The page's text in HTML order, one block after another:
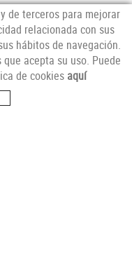
de terceros para mejorar
relacionada con sus
hábitos de navegación.
acepta su uso. Puede
de cookies aquí